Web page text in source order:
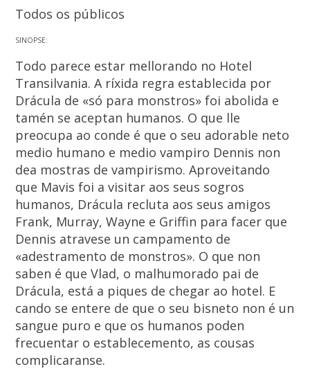
Todos os públicos
SINOPSE:
Todo parece estar mellorando no Hotel
Transilvania. A ríxida regra establecida por
Drácula de «só para monstros» foi abolida e
tamén se aceptan humanos. O que lle
preocupa ao conde é que o seu adorable neto
medio humano e medio vampiro Dennis non
dea mostras de vampirismo. Aproveitando
que Mavis foi a visitar aos seus sogros
humanos, Drácula recluta aos seus amigos
Frank, Murray, Wayne e Griffin para facer que
Dennis atravese un campamento de
«adestramento de monstros». O que non
saben é que Vlad, o malhumorado pai de
Drácula, está a piques de chegar ao hotel. E
cando se entere de que o seu bisneto non é un
sangue puro e que os humanos poden
frecuentar o establecemento, as cousas
complicaranse.